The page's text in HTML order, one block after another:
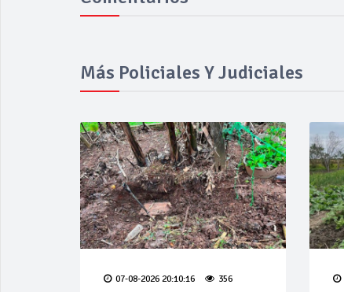
Más Policiales Y Judiciales
07-08-2026 20:10:16 356